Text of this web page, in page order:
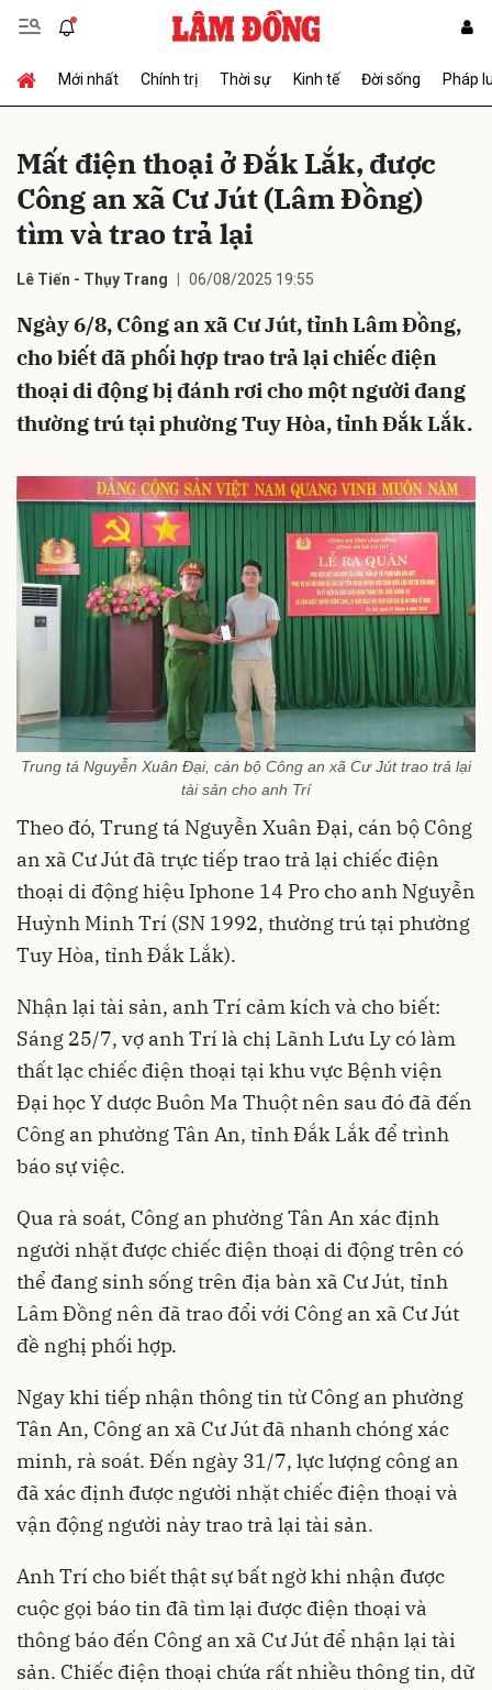
Mới nhất Chính trị Thời sự Kinh tế Đời sống Pháp
Mất điện thoại ở Đắk Lắk, được
Công an xã Cư Jút (Lâm Đồng)
tìm và trao trả lại
Lê Tiến - Thụy Trang 06/08/2025 19:55
Ngày 6/8, Công an xã Cư Jút, tỉnh Lâm Đồng,
cho biết đã phối hợp trao trả lại chiếc điện
thoại di động bị đánh rơi cho một người đang
thường trú tại phường Tuy Hòa, tỉnh Đắk Lắk.
Trung tá Nguyễn Xuân Đại, cán bộ Công an xã Cư Jút trao trả lại
tài sản cho anh Trí
Theo đó, Trung tá Nguyễn Xuân Đại, cán bộ Công
an xã Cư Jút đã trực tiếp trao trả lại chiếc điện
thoại di động hiệu Iphone 14 Pro cho anh Nguyễn
Huỳnh Minh Trí (SN 1992, thường trú tại phường
Tuy Hòa, tỉnh Đắk Lắk).
Nhận lại tài sản, anh Trí cảm kích và cho biết:
Sáng 25/7, vợ anh Trí là chị Lãnh Lưu Ly có làm
thất lạc chiếc điện thoại tại khu vực Bệnh viện
Đại học Y dược Buôn Ma Thuột nên sau đó đã đến
Công an phường Tân An, tỉnh Đắk Lắk để trình
báo sự việc.
Qua rà soát, Công an phường Tân An xác định
người nhặt được chiếc điện thoại di động trên có
thể đang sinh sống trên địa bàn xã Cư Jút, tỉnh
Lâm Đồng nên đã trao đổi với Công an xã Cư Jút
đề nghị phối hợp.
Ngay khi tiếp nhận thông tin từ Công an phường
Tân An, Công an xã Cư Jút đã nhanh chóng xác
minh, rà soát. Đến ngày 31/7, lực lượng công an
đã xác định được người nhặt chiếc điện thoại và
vận động người này trao trả lại tài sản.
Anh Trí cho biết thật sự bất ngờ khi nhận được
cuộc gọi báo tin đã tìm lại được điện thoại và
thông báo đến Công an xã Cư Jút để nhận lại tài
sản. Chiếc điện thoại chứa rất nhiều thông tin, dữ
Gửi bình luận
Hủy Gửi